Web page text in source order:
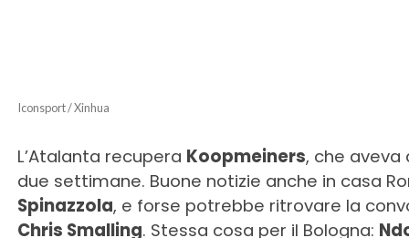
Iconsport / Xinhua
L’Atalanta recupera Koopmeiners, che
due settimane. Buone notizie anche in casa
Spinazzola, e forse potrebbe ritrovare la
Chris Smalling. Stessa cosa per il Bologna: